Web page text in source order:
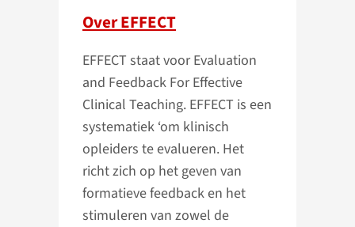
Over EFFECT
EFFECT staat voor Evaluation
and Feedback For Effective
Clinical Teaching. EFFECT is een
systematiek ‘om klinisch
opleiders te evalueren. Het
richt zich op het geven van
formatieve feedback en het
stimuleren van zowel de